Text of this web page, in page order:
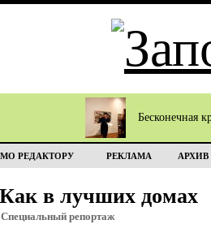
Бесконечная
РЕДАКТОРУ РЕКЛАМА АРХИВ
Как в лучших домах
Cпециальный репортаж